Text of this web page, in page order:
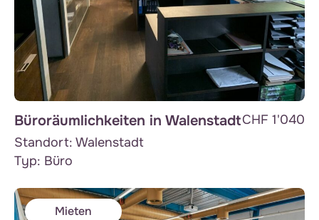
Büroräumlichkeiten in WalenstadtCHF 1'040
Standort: Walenstadt
Typ: Büro
Mieten